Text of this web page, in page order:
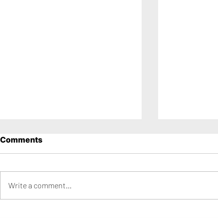
Comments
Write a comment...